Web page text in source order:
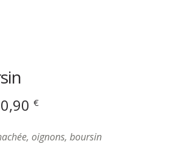
€Plage
prix :
oignons, boursin